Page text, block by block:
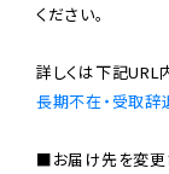
ください。
長期不在・受取辞